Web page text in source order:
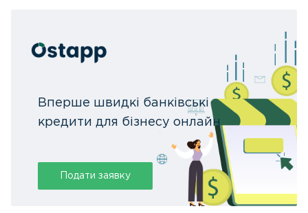
Вперше швидкі банківські
кредити для бізнесу онлайн
Подати заявку